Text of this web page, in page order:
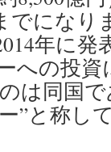
でになり
年に
への投
は同国
”と称し